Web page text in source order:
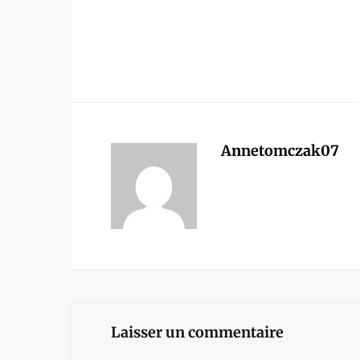
Annetomczak07
Laisser un commentaire